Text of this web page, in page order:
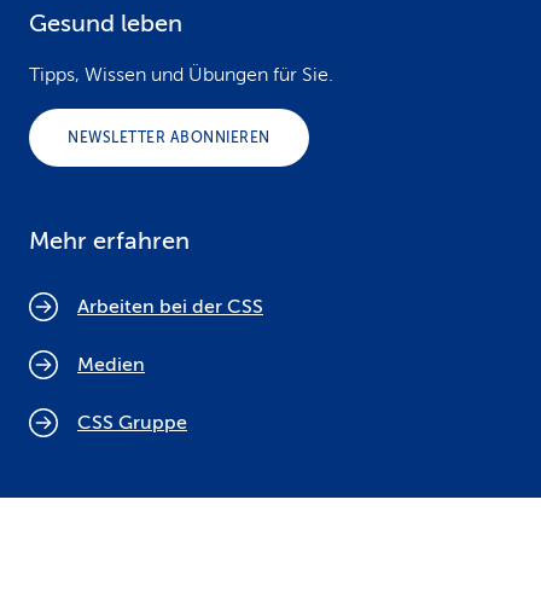
Gesund leben
Tipps, Wissen und Übungen für Sie.
NEWSLETTER ABONNIEREN
Mehr erfahren
Arbeiten bei der CSS
Medien
CSS Gruppe